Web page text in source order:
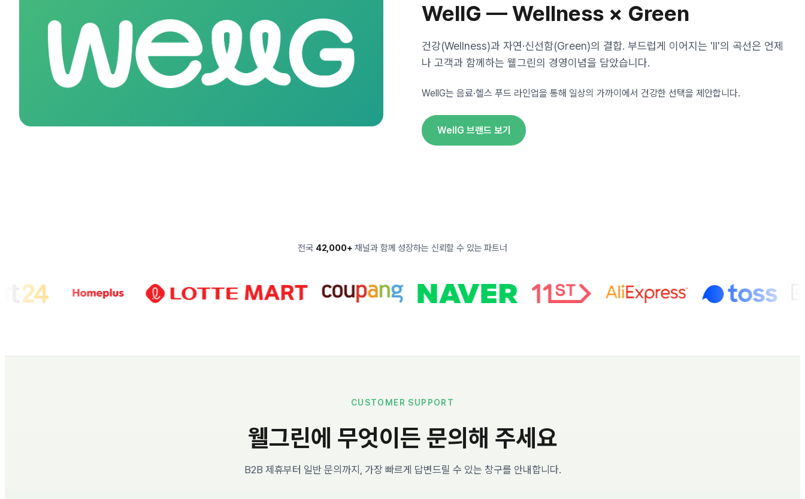
WellG — Wellness × Green
건강(Wellness)과 자연·신선함(Green)의 결합. 부드럽게 이어지는 'll'의 곡선은 언제
나 고객과 함께하는 웰그린의 경영이념을 담았습니다.
WellG는 음료·헬스 푸드 라인업을 통해 일상의 가까이에서 건강한 선택을 제안합니다.
WellG 브랜드 보기
전국 42,000+ 채널과 함께 성장하는 신뢰할 수 있는 파트너
CUSTOMER SUPPORT
웰그린에 무엇이든 문의해 주세요
B2B 제휴부터 일반 문의까지, 가장 빠르게 답변드릴 수 있는 창구를 안내합니다.